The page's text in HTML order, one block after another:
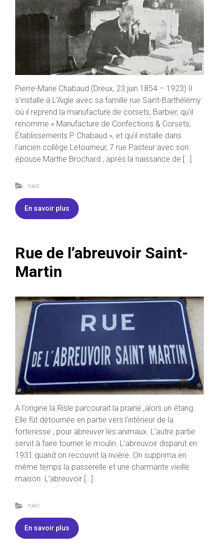
Pierre-Marie Chabaud (Dreux, 23 juin 1854 – 1923) Il
s’installe à L’Aigle avec sa famille rue Saint-Barthélémy
où il reprend la manufacture de corsets, Barbier, qu’il
renomme « Manufacture de Confections & Corsets,
Établissements P. Chabaud », et qu’il installe dans
l’ancien collège Letourneur, 7 rue Pasteur avec son
épouse Marthe Brochard , après la naissance de […]
rues
En savoir plus
Rue de l’abreuvoir Saint-
Martin
A l’origine la Risle parcourait la prairie ,alors un étang.
Elle fût détournée en partie vers l’intérieur de la
forteresse , pour abreuver les animaux. L’autre partie
servit à faire tourner le moulin. L’abreuvoir disparut en
1931 quand on recouvrit la rivière. On supprima en
même temps la passerelle et une charmante vieille
maison. L’abreuvoir […]
rues
En savoir plus